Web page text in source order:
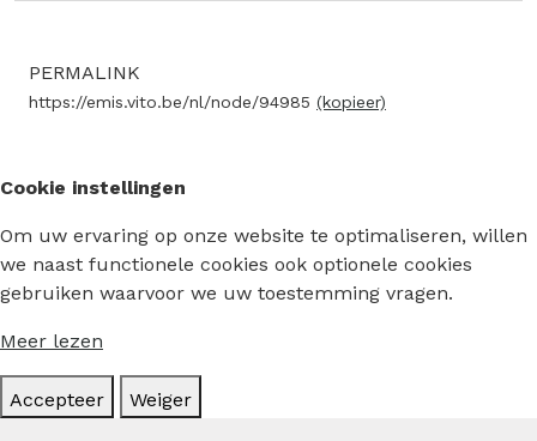
PERMALINK
https://emis.vito.be/nl/node/94985 (kopieer)
Cookie instellingen
Om uw ervaring op onze website te optimaliseren, willen
we naast functionele cookies ook optionele cookies
gebruiken waarvoor we uw toestemming vragen.
Meer lezen
Accepteer Weiger